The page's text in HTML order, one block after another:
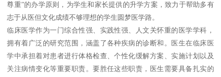
尊重”的办学原则，为学生和家长提供的升学方案，致力于帮助多有
志于从医但文化成绩不够理想的学生圆梦医学路。
临床医学作为一门综合性强、实践性强、人文关怀重的医学学科，
拥有着广泛的研究范围，涵盖了各种疾病的诊断和。医生在临床医
学中承担着对患者进行体格检查、个性化缓解方案、实施计划以及
关注病情变化等重要职责。要胜任这些职责，医生需要具备扎实的